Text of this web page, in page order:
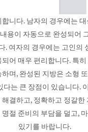
니다. 남자의 경우에는
용이 자동으로 완성되어
. 여자의 경우에는 고인의
어 매우 편리합니다. 특
며, 완성된 지방은 소형
다는 큰 장점이 있습니다.
결하고, 정확하고 정갈한
절 준비의 부담을 덜고,
있기를 바랍니다.